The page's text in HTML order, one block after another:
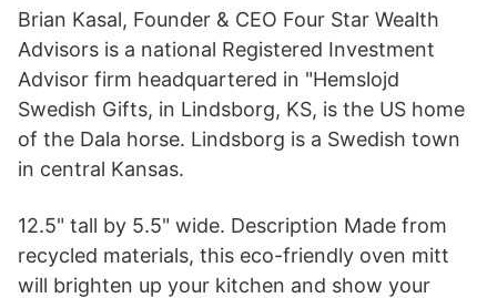
Brian Kasal, Founder & CEO Four Star Wealth
Advisors is a national Registered Investment
Advisor firm headquartered in "Hemslojd
Swedish Gifts, in Lindsborg, KS, is the US home
of the Dala horse. Lindsborg is a Swedish town
in central Kansas.
12.5" tall by 5.5" wide. Description Made from
recycled materials, this eco-friendly oven mitt
will brighten up your kitchen and show your